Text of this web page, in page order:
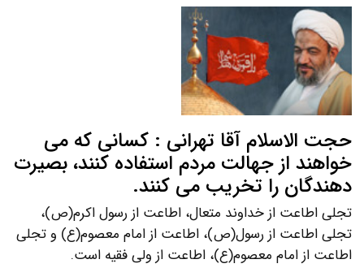
حجت الاسلام آقا تهرانی : کسانی که می
خواهند از جهالت مردم استفاده کنند، بصیرت
دهندگان را تخریب می کنند.
تجلی اطاعت از خداوند متعال، اطاعت از رسول اکرم(ص)،
تجلی اطاعت از رسول(ص)، اطاعت از امام معصوم(ع) و تجلی
اطاعت از امام معصوم(ع)، اطاعت از ولی فقیه است.